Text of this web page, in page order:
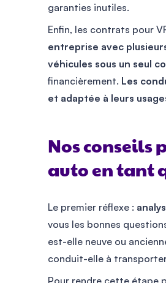
garanties inutiles.
Enfin, les contrats pour
entreprise avec
véhicules sous un seul
financièrement. Les
et adaptée à leurs
Nos conseils
auto en tant
Le premier réflexe :
vous les bonnes
est-elle neuve ou
conduit-elle à
Pour rendre cette étape